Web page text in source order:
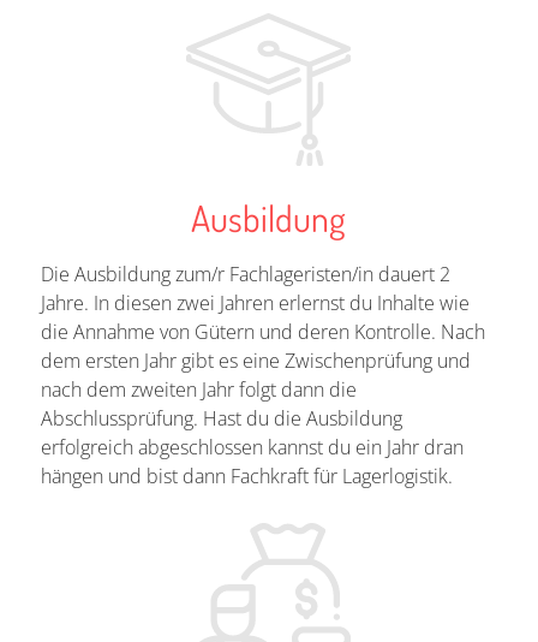
Ausbildung
Die Ausbildung zum/r Fachlageristen/in dauert 2
Jahre. In diesen zwei Jahren erlernst du Inhalte wie
die Annahme von Gütern und deren Kontrolle. Nach
dem ersten Jahr gibt es eine Zwischenprüfung und
nach dem zweiten Jahr folgt dann die
Abschlussprüfung. Hast du die Ausbildung
erfolgreich abgeschlossen kannst du ein Jahr dran
hängen und bist dann Fachkraft für Lagerlogistik.